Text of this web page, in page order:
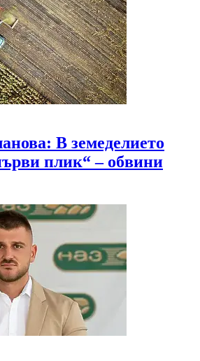
В земеделието
плик“ – обвини